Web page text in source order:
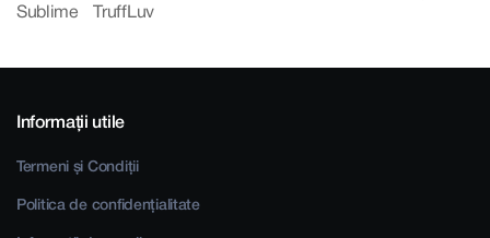
Sublime
TruffLuv
Informații utile
Termeni și Condiții
Politica de confidențialitate